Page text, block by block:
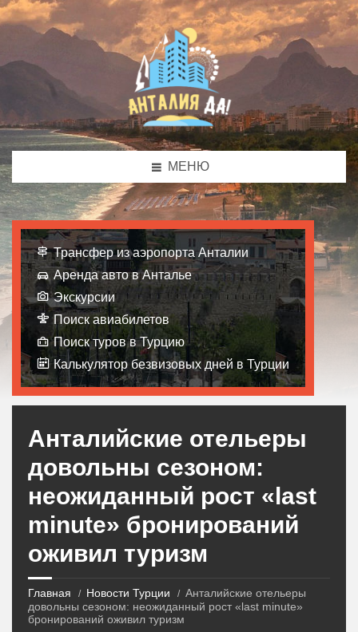
МЕНЮ
Трансфер из аэропорта Анталии
Аренда авто в Анталье
Экскурсии
Поиск авиабилетов
Поиск туров в Турцию
Калькулятор безвизовых дней в Турции
Анталийские отельеры
довольны сезоном:
неожиданный рост «last
minute» бронирований
оживил туризм
Главная Новости Турции
Анталийские отельеры
довольны сезоном: неожиданный рост «last minute»
бронирований оживил туризм